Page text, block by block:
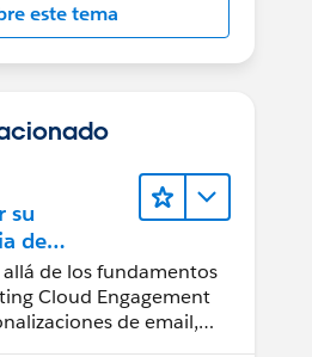
este tema
su
de
allá de los fundamentos
Cloud Engagement
de email,